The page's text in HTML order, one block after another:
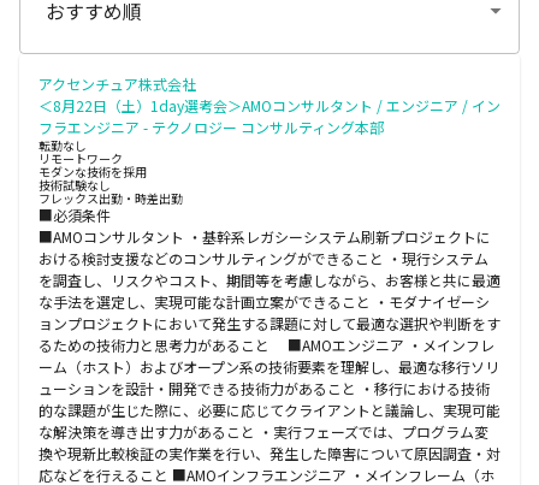
アクセンチュア株式会社
＜8月22日（土）1day選考会＞AMOコンサルタント / エンジニア / イン
フラエンジニア - テクノロジー コンサルティング本部
転勤なし
リモートワーク
モダンな技術を採用
技術試験なし
フレックス出勤・時差出勤
■必須条件
■AMOコンサルタント ・基幹系レガシーシステム刷新プロジェクトに
おける検討支援などのコンサルティングができること ・現行システム
を調査し、リスクやコスト、期間等を考慮しながら、お客様と共に最適
な手法を選定し、実現可能な計画立案ができること ・モダナイゼーシ
ョンプロジェクトにおいて発生する課題に対して最適な選択や判断をす
るための技術力と思考力があること ■AMOエンジニア ・メインフレ
ーム（ホスト）およびオープン系の技術要素を理解し、最適な移行ソリ
ューションを設計・開発できる技術力があること ・移行における技術
的な課題が生じた際に、必要に応じてクライアントと議論し、実現可能
な解決策を導き出す力があること ・実行フェーズでは、プログラム変
換や現新比較検証の実作業を行い、発生した障害について原因調査・対
応などを行えること ■AMOインフラエンジニア ・メインフレーム（ホ